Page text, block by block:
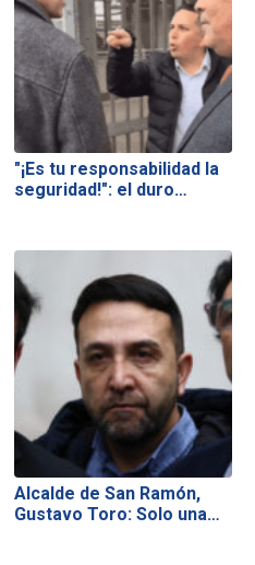
"¡Es tu responsabilidad la
seguridad!": el duro…
Alcalde de San Ramón,
Gustavo Toro: Solo una…